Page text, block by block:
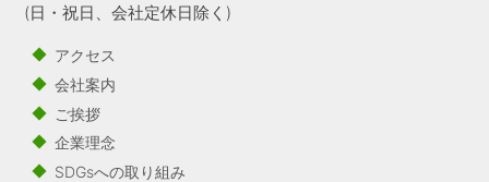
(日・祝日、会社定休日除く)
アクセス
会社案内
ご挨拶
企業理念
SDGsへの取り組み